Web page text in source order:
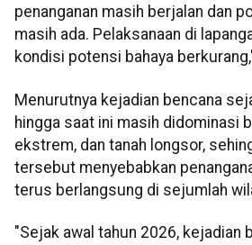
penanganan masih berjalan dan
masih ada. Pelaksanaan di
kondisi potensi bahaya
Menurutnya kejadian bencana
hingga saat ini masih didominasi
ekstrem, dan tanah longsor,
tersebut menyebabkan
terus berlangsung di sejumlah
"Sejak awal tahun 2026, kejadian